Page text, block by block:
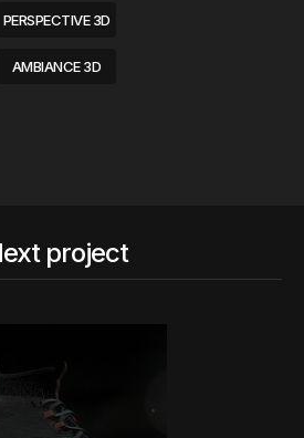
PERSPECTIVE 3D
AMBIANCE 3D
project